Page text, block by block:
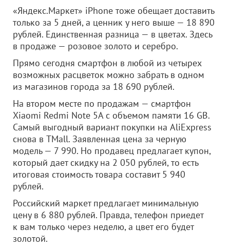
«Яндекс.Маркет» iPhone тоже обещает доставить
только за 5 дней, а ценник у него выше — 18 890
рублей. Единственная разница — в цветах. Здесь
в продаже — розовое золото и серебро.
Прямо сегодня смартфон в любой из четырех
возможных расцветок можно забрать в одном
из магазинов города за 18 690 рублей.
На втором месте по продажам — смартфон
Xiaomi Redmi Note 5A с объемом памяти 16 GB.
Самый выгодный вариант покупки на AliExpress
снова в TMall. Заявленная цена за черную
модель — 7 990. Но продавец предлагает купон,
который дает скидку на 2 050 рублей, то есть
итоговая стоимость товара составит 5 940
рублей.
Российский маркет предлагает минимальную
цену в 6 880 рублей. Правда, телефон приедет
к вам только через неделю, а цвет его будет
золотой.